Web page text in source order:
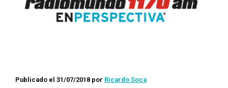
Publicado el 31/07/2018 por Ricardo Soca